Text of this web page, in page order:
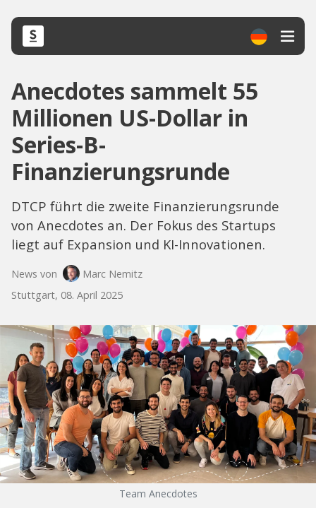
Anecdotes sammelt 55
Millionen US-Dollar in
Series-B-
Finanzierungsrunde
DTCP führt die zweite Finanzierungsrunde
von Anecdotes an. Der Fokus des Startups
liegt auf Expansion und KI-Innovationen.
News von
Marc Nemitz
Stuttgart, 08. April 2025
Team Anecdotes